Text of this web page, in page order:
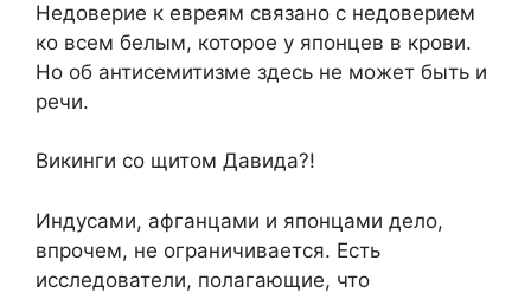
Недоверие к евреям связано с недоверием
ко всем белым, которое у японцев в крови.
Но об антисемитизме здесь не может быть и
речи.
Викинги со щитом Давида?!
Индусами, афганцами и японцами дело,
впрочем, не ограничивается. Есть
исследователи, полагающие, что